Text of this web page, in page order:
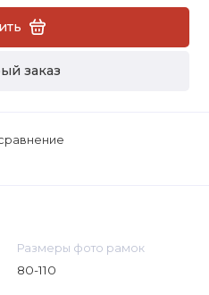
заказ
Размеры фото рамок
80-110